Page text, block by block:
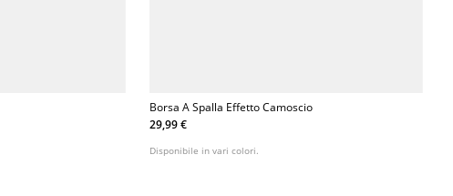
Borsa A Spalla Effetto Camoscio
29,99 €
Disponibile in vari colori.